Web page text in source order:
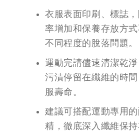
衣服表面印刷、標誌
率增加和保養存放方
不同程度的脫落問題。
運動完請儘速清潔乾
污漬停留在纖維的時
服壽命。
建議可搭配運動專用
精，徹底深入纖維保